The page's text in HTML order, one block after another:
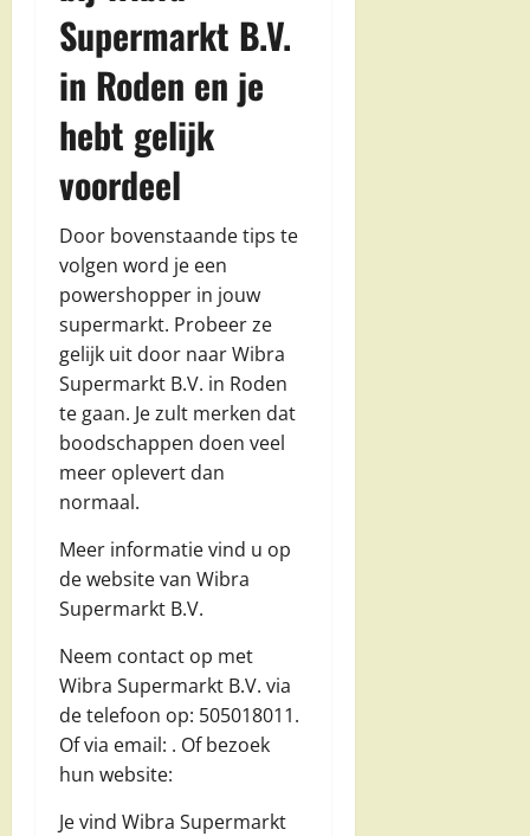
Supermarkt B.V.
in Roden en je
hebt gelijk
voordeel
Door bovenstaande tips te
volgen word je een
powershopper in jouw
supermarkt. Probeer ze
gelijk uit door naar Wibra
Supermarkt B.V. in Roden
te gaan. Je zult merken dat
boodschappen doen veel
meer oplevert dan
normaal.
Meer informatie vind u op
de website van Wibra
Supermarkt B.V.
Neem contact op met
Wibra Supermarkt B.V. via
de telefoon op: 505018011.
Of via email: . Of bezoek
hun website:
Je vind Wibra Supermarkt